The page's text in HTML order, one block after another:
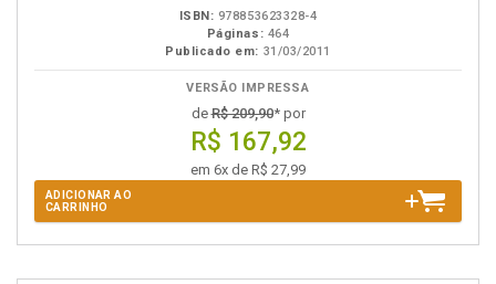
ISBN: 978853623328-4
Páginas: 464
Publicado em: 31/03/2011
VERSÃO IMPRESSA
deR$ 209,90* por
R$ 167,92
em 6x de R$ 27,99
ADICIONAR AO
CARRINHO